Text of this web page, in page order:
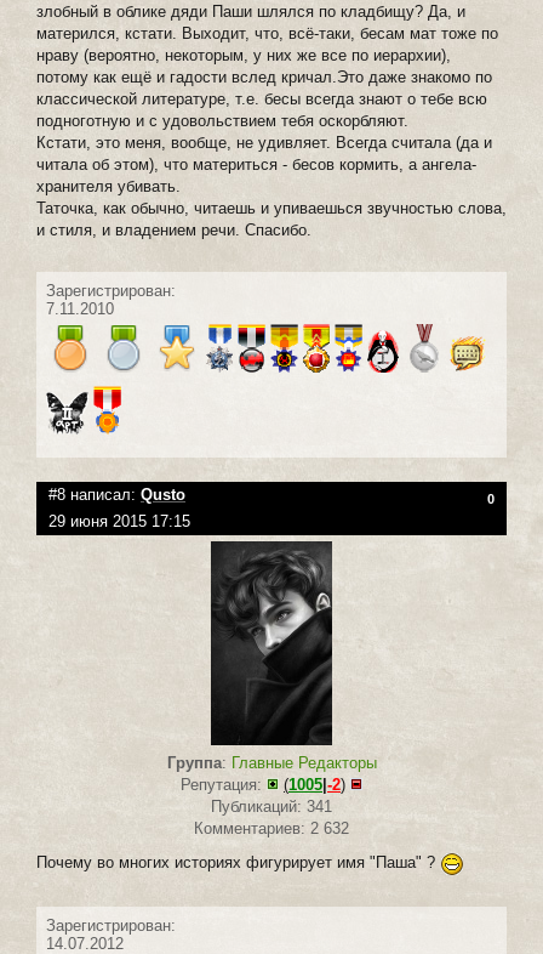
злобный в облике дяди Паши шлялся по кладбищу? Да, и
матерился, кстати. Выходит, что, всё-таки, бесам мат тоже по
нраву (вероятно, некоторым, у них же все по иерархии),
потому как ещё и гадости вслед кричал.Это даже знакомо по
классической литературе, т.е. бесы всегда знают о тебе всю
подноготную и с удовольствием тебя оскорбляют.
Кстати, это меня, вообще, не удивляет. Всегда считала (да и
читала об этом), что материться - бесов кормить, а ангела-
хранителя убивать.
Таточка, как обычно, читаешь и упиваешься звучностью слова,
и стиля, и владением речи. Спасибо.
Зарегистрирован:
7.11.2010
#8 написал: Qusto 0
29 июня 2015 17:15
Группа: Главные Редакторы
Репутация:
(1005 -2)
Публикаций: 341
Комментариев: 2 632
Почему во многих историях фигурирует имя "Паша" ?
Зарегистрирован:
14.07.2012